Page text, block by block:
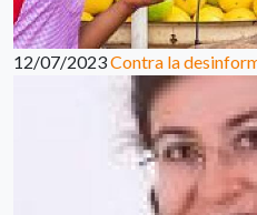
12/07/2023Contra la